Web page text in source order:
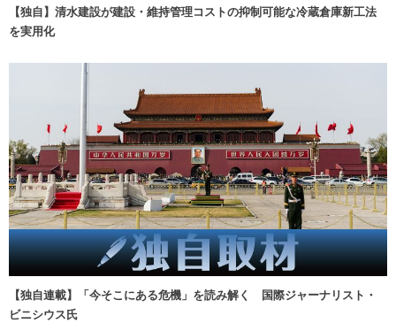
【独自】清水建設が建設・維持管理コストの抑制可能な冷蔵倉庫新工法
を実用化
【独自連載】「今そこにある危機」を読み解く 国際ジャーナリスト・
ビニシウス氏